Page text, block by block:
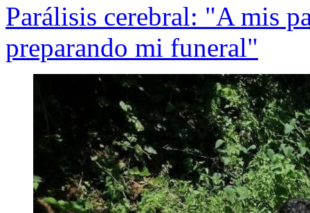
Parálisis cerebral: "A mis
preparando mi funeral"